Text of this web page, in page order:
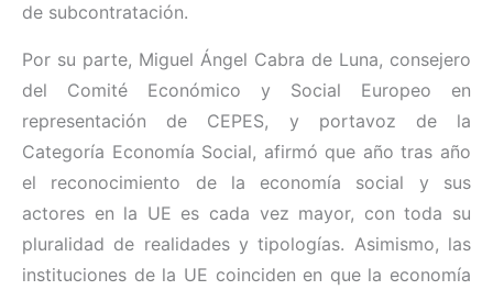
de subcontratación.
Por su parte, Miguel Ángel Cabra de Luna, consejero
del Comité Económico y Social Europeo en
representación de CEPES, y portavoz de la
Categoría Economía Social, afirmó que año tras año
el reconocimiento de la economía social y sus
actores en la UE es cada vez mayor, con toda su
pluralidad de realidades y tipologías. Asimismo, las
instituciones de la UE coinciden en que la economía